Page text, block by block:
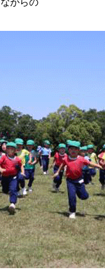
がらの